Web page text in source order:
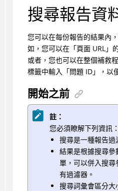
搜尋報告資
您可以在每份報告的結果內
如，您可以在「頁面 URL」
或者，您也可以在整個補救
標籤中輸入「問題 ID」，以
開始之前
註：
您必須瞭解下列資訊：
搜尋是一種報告過
結果是根據搜尋
單，可以併入搜
有過濾器。
搜尋詞彙會區分大